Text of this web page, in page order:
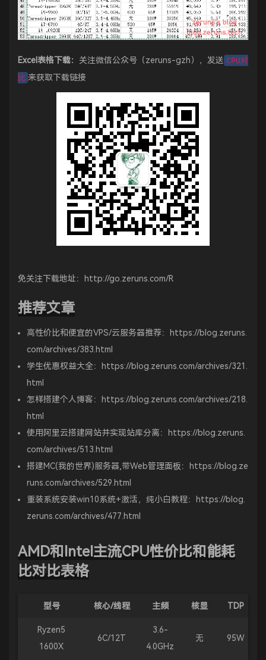
Excel表格下载： 关注微信公众号（zeruns-gzh），发送 CPU对
比 来获取下载链接
免关注下载地址： http://go.zeruns.com/R
推荐文章
高性价比和便宜的VPS/云服务器推荐：
https://blog.zeruns.
com/archives/383.html
学生优惠权益大全：
https://blog.zeruns.com/archives/321.
html
怎样搭建个人博客：
https://blog.zeruns.com/archives/218.
html
使用阿里云搭建网站并实现站库分离：
https://blog.zeruns.
com/archives/513.html
搭建MC(我的世界)服务器,带Web管理面板：
https://blog.ze
runs.com/archives/529.html
重装系统安装win10系统+激活，纯小白教程：
https://blog.
zeruns.com/archives/477.html
AMD和Intel主流CPU性价比和能耗
比对比表格
型号 核心/线程 主频 核显 TDP
Ryzen5
1600X
6C/12T
3.6-
4.0GHz
无 95W